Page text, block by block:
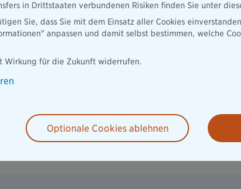
in Drittstaaten verbundenen Risiken finden Sie unter
Sie, dass Sie mit dem Einsatz aller Cookies
anpassen und damit selbst bestimmen, welche
Wirkung für die Zukunft widerrufen.
Optionale Cookies ablehnen